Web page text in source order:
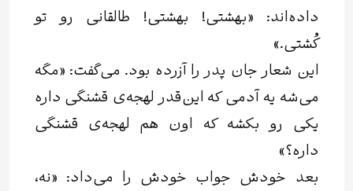
داده‌اند: «بهشتی! بهشتی! طالقانی رو تو
کُشتی.»
این شعار جان پدر را آزرده بود. می‌گفت: «مگه
می‌شه یه آدمی که این‌قدر لهجه‌ی قشنگی داره
یکی رو بکشه که اون هم لهجه‌ی قشنگی
داره؟»
بعد خودش جواب خودش را می‌داد: «نه،